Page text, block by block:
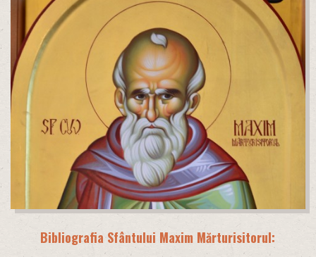
Bibliografia Sfântului Maxim Mărturisitorul: